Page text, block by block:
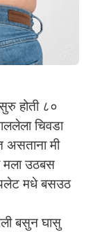
होती ८०
चिवडा
असताना मी
मला उठबस
मधे बसउठ
बसुन घासु